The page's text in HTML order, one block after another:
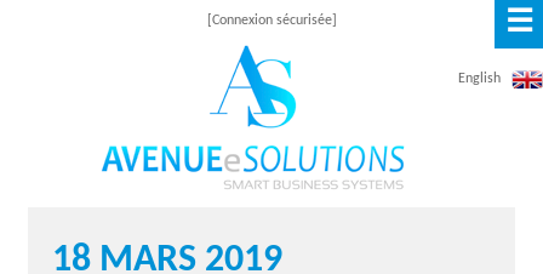
[Connexion sécurisée]
English
18 MARS 2019
☰